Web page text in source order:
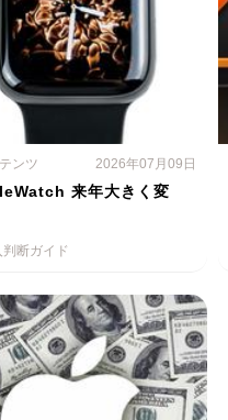
ンツ 2026年07月09日
来年大きく変
判断ガイド